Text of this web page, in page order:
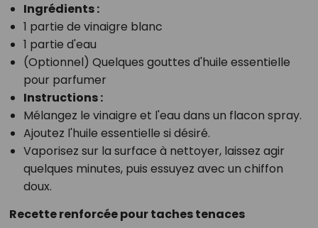
Ingrédients:
1 partie de vinaigre blanc
1 partie d'eau
(Optionnel) Quelques gouttes d'huile essentielle
pour parfumer
Instructions:
Mélangez le vinaigre et l'eau dans un flacon spray.
Ajoutez l'huile essentielle si désiré.
Vaporisez sur la surface à nettoyer, laissez agir
quelques minutes, puis essuyez avec un chiffon
doux.
Recette renforcée pour taches tenaces